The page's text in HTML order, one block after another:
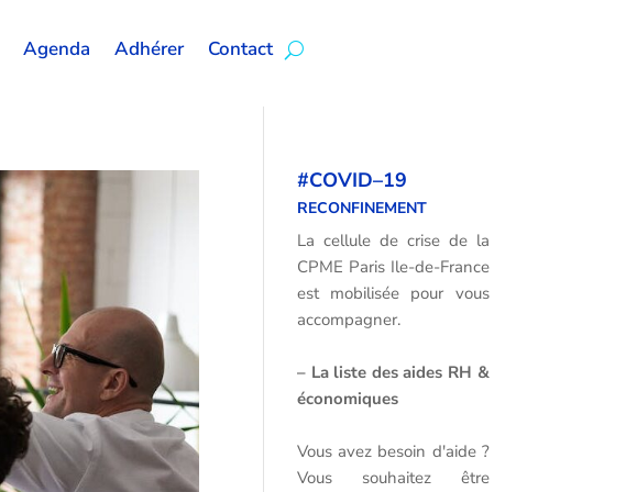
Agenda Adhérer Contact
#COVID–19
RECONFINEMENT
La cellule de crise de la
CPME Paris Ile-de-France
est mobilisée pour vous
accompagner.
– La liste des aides RH &
économiques
Vous avez besoin d'aide ?
Vous souhaitez être